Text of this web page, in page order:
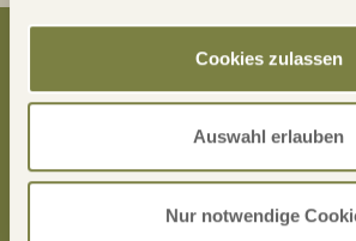
Cookies zulassen
Auswahl erlauben
Nur notwendige
PERFECT ROUND ist ein
kennen Golfplätze, Orte und Leute auf der
ganz persönlichen Golfträume wahr werden
familengeführtes Unternehmen, deren
Golfer sind, sind wir stes auf der Suche